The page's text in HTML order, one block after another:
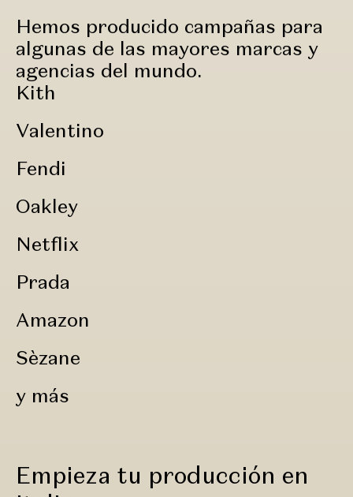
Hemos producido campañas para
algunas de las mayores marcas y
agencias del mundo.
Kith
Valentino
Fendi
Oakley
Netflix
Prada
Amazon
Sèzane
y más
Empieza tu producción en